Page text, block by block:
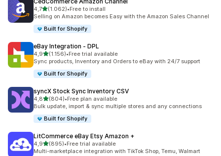
4,75 yıldız üzerinden
(1.062)
toplam 1062 değerlendirme
•Free to install
Selling on Amazon becomes Easy with the Amazon Sales Channel
Built for Shopify
eBay Integration ‑ DPL
4,95 yıldız üzerinden
(1.156)
toplam 1156 değerlendirme
•Free trial available
Sync products, Inventory and Orders to eBay with 24/7 support
Built for Shopify
syncX Stock Sync Inventory CSV
4,85 yıldız üzerinden
(804)
toplam 804 değerlendirme
•Free plan available
Bulk update, import & sync multiple stores and any connections
Built for Shopify
LitCommerce eBay Etsy Amazon +
4,95 yıldız üzerinden
(895)
toplam 895 değerlendirme
•Free trial available
Multi-marketplace integration with TikTok Shop, Temu, Walmart